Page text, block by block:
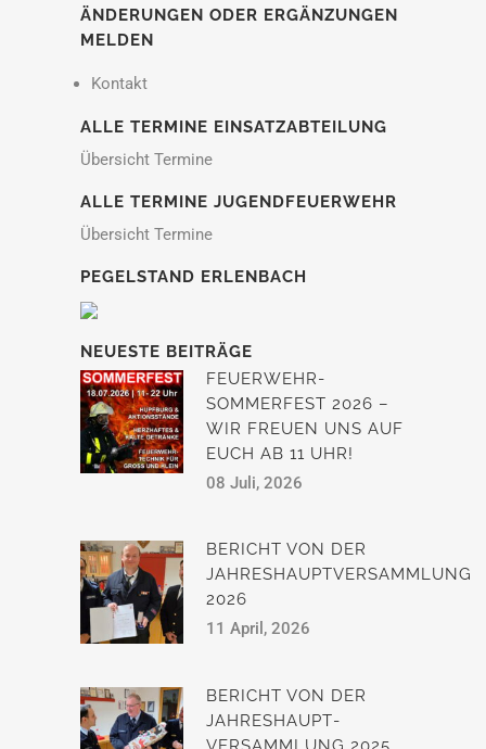
ÄNDERUNGEN ODER ERGÄNZUNGEN
MELDEN
Kontakt
ALLE TERMINE EINSATZABTEILUNG
Übersicht Termine
ALLE TERMINE JUGENDFEUERWEHR
Übersicht Termine
PEGELSTAND ERLENBACH
NEUESTE BEITRÄGE
FEUERWEHR-
SOMMERFEST 2026 –
WIR FREUEN UNS AUF
EUCH AB 11 UHR!
08 Juli, 2026
BERICHT VON DER
JAHRESHAUPTVERSAMMLUNG
2026
11 April, 2026
BERICHT VON DER
JAHRESHAUPT­